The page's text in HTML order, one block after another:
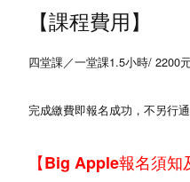
【課程費用】
四堂課／一堂課1.5小時/ 2200
完成繳費即報名成功，不另行通
【Big Apple報名須知